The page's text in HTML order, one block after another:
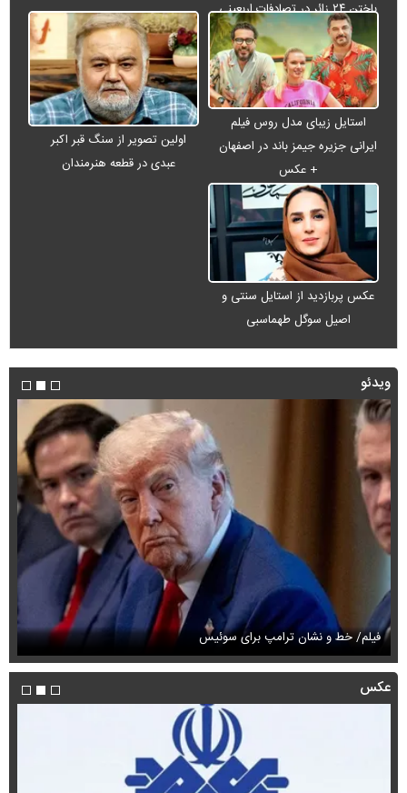
باختن ۲۴ زائر در تصادفات اربعینی
استایل زیبای مدل روس فیلم
ایرانی جزیره جیمز باند در اصفهان
+ عکس
اولین تصویر از سنگ قبر اکبر
عبدی در قطعه هنرمندان
عکس پربازدید از استایل سنتی و
اصیل سوگل طهماسبی
ویدئو
فیلم/ خط و نشان ترامپ برای سوئیس
عکس